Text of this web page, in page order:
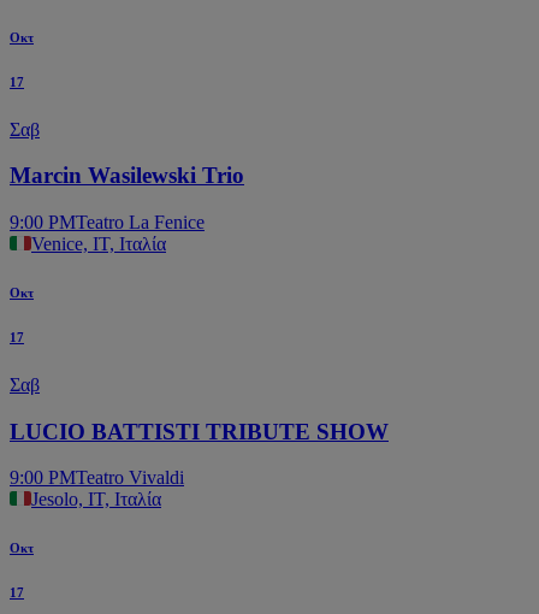
Οκτ
17
Σαβ
Marcin Wasilewski Trio
9:00 PMTeatro La Fenice
Venice, IT, Ιταλία
Οκτ
17
Σαβ
LUCIO BATTISTI TRIBUTE SHOW
9:00 PMTeatro Vivaldi
Jesolo, IT, Ιταλία
Οκτ
17